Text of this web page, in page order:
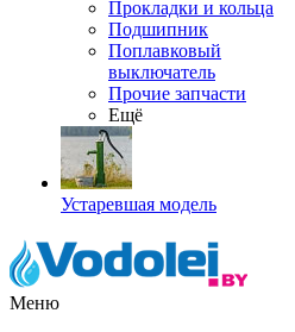
Прокладки и кольца
Подшипник
Поплавковый
выключатель
Прочие запчасти
Ещё
Устаревшая модель
Меню